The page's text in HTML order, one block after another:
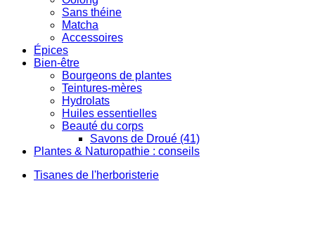
Sans théine
Matcha
Accessoires
Épices
Bien-être
Bourgeons de plantes
Teintures-mères
Hydrolats
Huiles essentielles
Beauté du corps
Savons de Droué (41)
Plantes & Naturopathie : conseils
Tisanes de l'herboristerie